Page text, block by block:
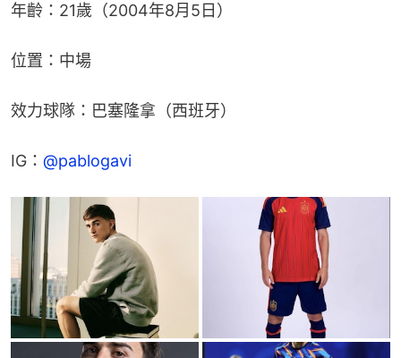
年齡：21歲（2004年8月5日）
位置：中場
效力球隊：巴塞隆拿（西班牙）
IG： @pablogavi